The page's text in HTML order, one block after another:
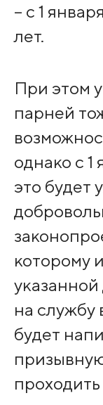
– с 1
лет.
При этом
парней
однако с
это будет
которому
указанной
на
будет